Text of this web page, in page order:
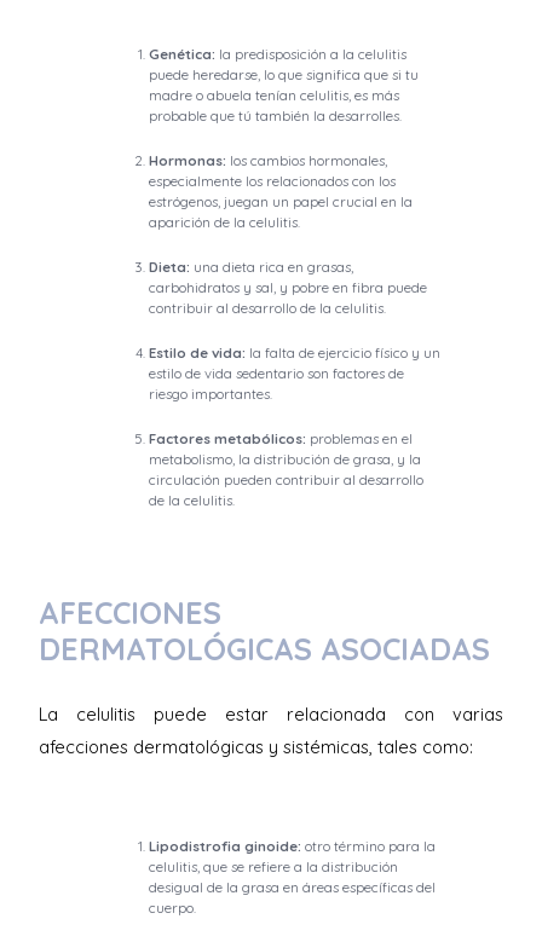
Genética: la predisposición a la celulitis
puede heredarse, lo que significa que si tu
madre o abuela tenían celulitis, es más
probable que tú también la desarrolles.
Hormonas: los cambios hormonales,
especialmente los relacionados con los
estrógenos, juegan un papel crucial en la
aparición de la celulitis.
Dieta: una dieta rica en grasas,
carbohidratos y sal, y pobre en fibra puede
contribuir al desarrollo de la celulitis.
Estilo de vida: la falta de ejercicio físico y un
estilo de vida sedentario son factores de
riesgo importantes.
Factores metabólicos: problemas en el
metabolismo, la distribución de grasa, y la
circulación pueden contribuir al desarrollo
de la celulitis.
AFECCIONES
DERMATOLÓGICAS ASOCIADAS
La celulitis puede estar relacionada con varias
afecciones dermatológicas y sistémicas, tales como:
Lipodistrofia ginoide: otro término para la
celulitis, que se refiere a la distribución
desigual de la grasa en áreas específicas del
cuerpo.